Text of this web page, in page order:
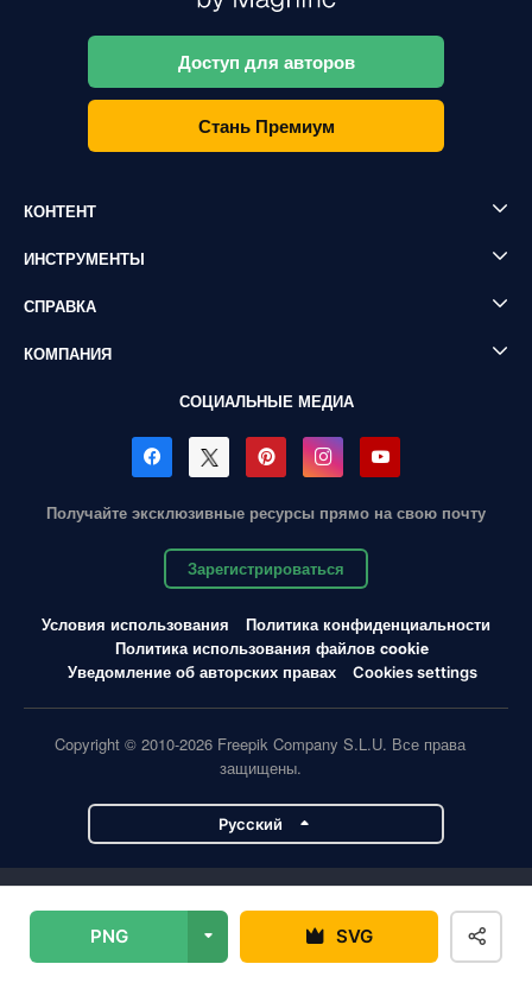
PNG SVG
Доступ для авторов
Стань Премиум
КОНТЕНТ
ИНСТРУМЕНТЫ
СПРАВКА
КОМПАНИЯ
СОЦИАЛЬНЫЕ МЕДИА
Получайте эксклюзивные ресурсы прямо на свою почту
Зарегистрироваться
Условия использования
Политика конфиденциальности
Политика использования файлов cookie
Уведомление об авторских правах
Cookies settings
Copyright © 2010-2026 Freepik Company S.L.U. Все права
защищены.
Pусский
Slidesgo